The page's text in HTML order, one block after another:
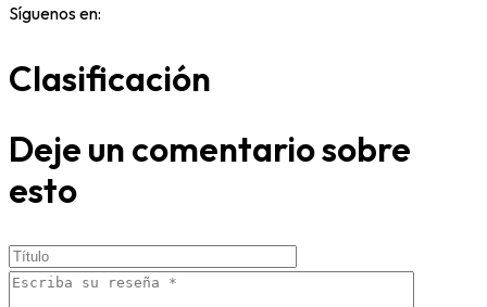
Síguenos en:
Clasificación
Deje un comentario sobre
esto